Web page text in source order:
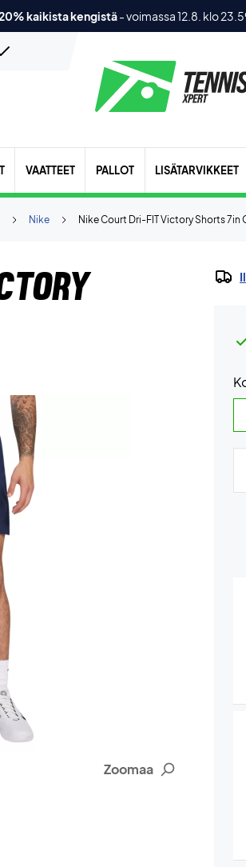
kaikista kengistä-voimassa 12.8. klo
VAATTEET PALLOT LISÄTARVIKKEET
Nike Court Dri-FIT Victory Shorts 7in
Nike
Zoomaa